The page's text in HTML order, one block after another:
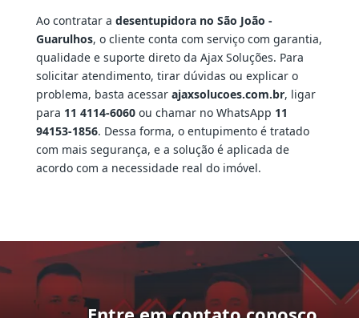
Ao contratar a desentupidora no São João -
Guarulhos, o cliente conta com serviço com garantia,
qualidade e suporte direto da Ajax Soluções. Para
solicitar atendimento, tirar dúvidas ou explicar o
problema, basta acessar ajaxsolucoes.com.br, ligar
para 11 4114-6060ou chamar no WhatsApp 11
94153-1856. Dessa forma, o entupimento é tratado
com mais segurança, e a solução é aplicada de
acordo com a necessidade real do imóvel.